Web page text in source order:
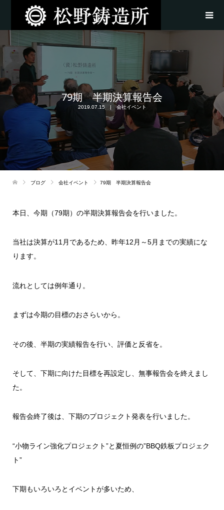
79期 半期決算報告会
2019.07.15 会社イベント
ブログ 会社イベント 79期 半期決算報告会
本日、今期（79期）の半期決算報告会を行いました。
当社は決算が11月であるため、昨年12月～5月までの実績にな
ります。
流れとしては例年通り。
まずは今期の目標のおさらいから。
その後、半期の実績報告を行い、評価と反省を。
そして、下期に向けた目標を再設定し、無事報告会を終えまし
た。
報告会終了後は、下期のプロジェクト発表を行いました。
“小物ライン強化プロジェクト”と夏恒例の”BBQ鉄板プロジェク
ト”
下期もいろいろとイベントが多いため、